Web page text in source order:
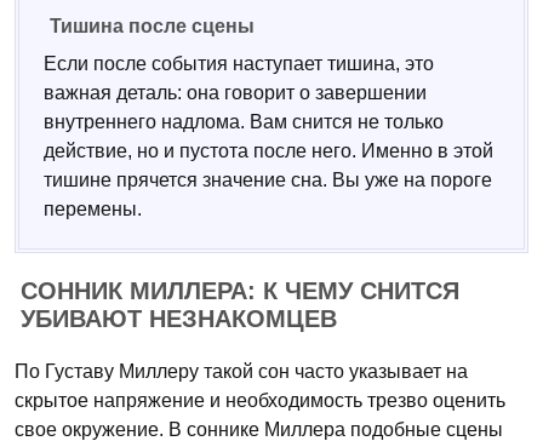
Тишина после сцены
Если после события наступает тишина, это
важная деталь: она говорит о завершении
внутреннего надлома. Вам снится не только
действие, но и пустота после него. Именно в этой
тишине прячется значение сна. Вы уже на пороге
перемены.
СОННИК МИЛЛЕРА: К ЧЕМУ СНИТСЯ
УБИВАЮТ НЕЗНАКОМЦЕВ
По Густаву Миллеру такой сон часто указывает на
скрытое напряжение и необходимость трезво оценить
свое окружение. В соннике Миллера подобные сцены